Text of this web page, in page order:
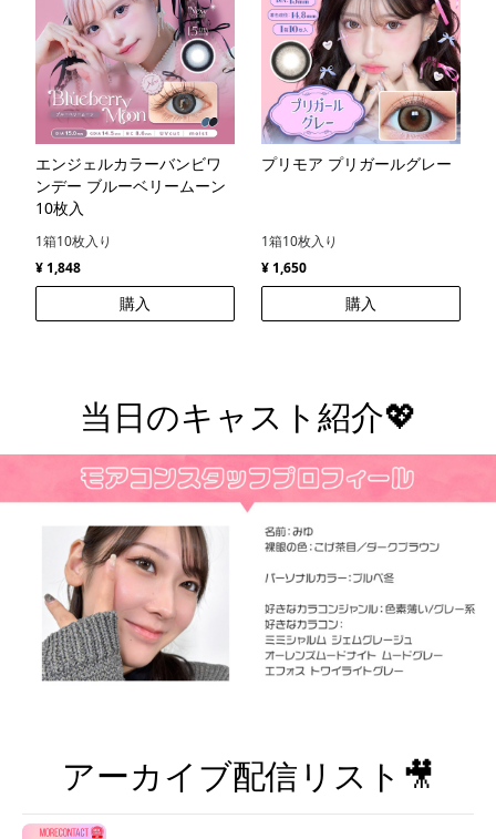
エンジェルカラーバンビワ
ンデー ブルーベリームーン
10枚入
1箱10枚入り
¥ 1,848
購入
プリモア プリガールグレー
1箱10枚入り
¥ 1,650
購入
当日のキャスト紹介💖
アーカイブ配信リスト🎥